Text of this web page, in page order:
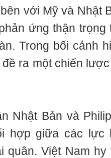
với Mỹ và Nhật
ứng thận
Trong bối cảnh
ra một chiến
Nhật Bản và
hợp giữa các lực
quân. Việt Nam